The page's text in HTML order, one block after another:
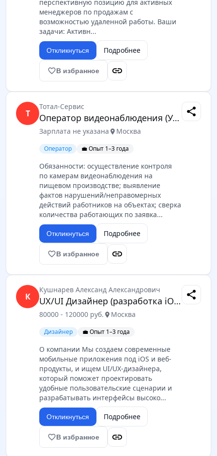
перспективную позицию для активных
менеджеров по продажам с
возможностью удаленной работы. Ваши
задачи: Активн...
Откликнуться Подробнее
favorite_borderВ избранное link
Т
Тотал-Сервис
Оператор видеонаблюдения (УДАЛЕННО)
Зарплата не указана location_on Москва
Оператор 💼 Опыт 1–3 года
Обязанности: осуществление контроля
по камерам видеонаблюдения на
пищевом производстве; выявление
фактов нарушений/неправомерных
действий работников на объектах; сверка
количества работающих по заявка...
Откликнуться Подробнее
favorite_borderВ избранное link
share
К
Кушнарев Александ Александрович
UX/UI Дизайнер (разработка iOS-приложений)
80000 - 120000 руб. location_on Москва
Дизайнер 💼 Опыт 1–3 года
О компании Мы создаем современные
мобильные приложения под iOS и веб-
продукты, и ищем UI/UX-дизайнера,
который поможет проектировать
удобные пользовательские сценарии и
разрабатывать интерфейсы высоко...
Откликнуться Подробнее
favorite_borderВ избранное link
share